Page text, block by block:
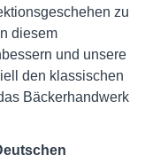
zu
diesem
und unsere
den klassischen
Bäckerhandwerk